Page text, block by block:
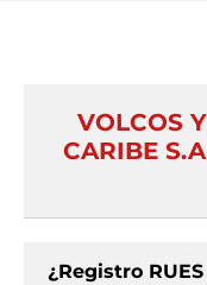
VOLCOS
CARIBE
¿Registro